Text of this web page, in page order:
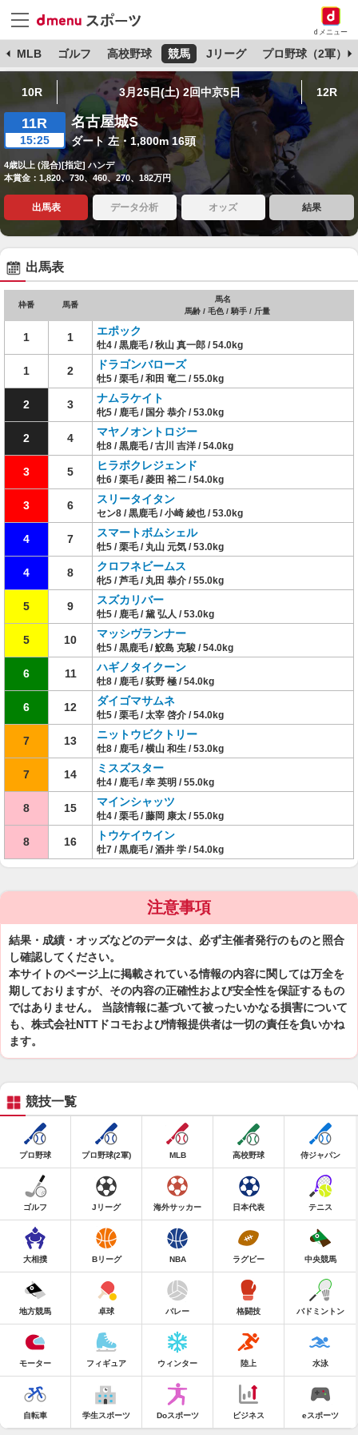
dメニュー
MLB ゴルフ 高校野球 競馬 Jリーグ プロ野球（2軍）
10R 3月25日(土) 2回中京5日 12R
11R
15:25
名古屋城S
ダート 左・1,800m 16頭
4歳以上 (混合)[指定] ハンデ
本賞金：1,820、730、460、270、182万円
出馬表 データ分析 オッズ 結果
出馬表
枠番 馬番
馬名
馬齢 / 毛色 / 騎手 / 斤量
1 1 エポック
牡4 / 黒鹿毛 / 秋山 真一郎 / 54.0kg
1 2 ドラゴンバローズ
牡5 / 栗毛 / 和田 竜二 / 55.0kg
2 3 ナムラケイト
牝5 / 鹿毛 / 国分 恭介 / 53.0kg
2 4 マヤノオントロジー
牡8 / 黒鹿毛 / 古川 吉洋 / 54.0kg
3 5 ヒラボクレジェンド
牡6 / 栗毛 / 菱田 裕二 / 54.0kg
3 6 スリータイタン
セン8 / 黒鹿毛 / 小崎 綾也 / 53.0kg
4 7 スマートボムシェル
牡5 / 栗毛 / 丸山 元気 / 53.0kg
4 8 クロフネビームス
牝5 / 芦毛 / 丸田 恭介 / 55.0kg
5 9 スズカリバー
牡5 / 鹿毛 / 黛 弘人 / 53.0kg
5 10 マッシヴランナー
牡5 / 黒鹿毛 / 鮫島 克駿 / 54.0kg
6 11 ハギノタイクーン
牡8 / 鹿毛 / 荻野 極 / 54.0kg
6 12 ダイゴマサムネ
牡5 / 栗毛 / 太宰 啓介 / 54.0kg
7 13 ニットウビクトリー
牡8 / 鹿毛 / 横山 和生 / 53.0kg
7 14 ミスズスター
牡4 / 鹿毛 / 幸 英明 / 55.0kg
8 15 マインシャッツ
牡4 / 栗毛 / 藤岡 康太 / 55.0kg
8 16 トウケイウイン
牡7 / 黒鹿毛 / 酒井 学 / 54.0kg
注意事項
結果・成績・オッズなどのデータは、必ず主催者発行のものと照合
し確認してください。
本サイトのページ上に掲載されている情報の内容に関しては万全を
期しておりますが、その内容の正確性および安全性を保証するもの
ではありません。 当該情報に基づいて被ったいかなる損害について
も、株式会社NTTドコモおよび情報提供者は一切の責任を負いかね
ます。
競技一覧
プロ野球 プロ野球(2軍) MLB 高校野球 侍ジャパン
ゴルフ Jリーグ 海外サッカー 日本代表 テニス
大相撲 Bリーグ NBA ラグビー 中央競馬
地方競馬 卓球 バレー 格闘技 バドミントン
モーター フィギュア ウィンター 陸上 水泳
自転車 学生スポーツ Doスポーツ ビジネス eスポーツ